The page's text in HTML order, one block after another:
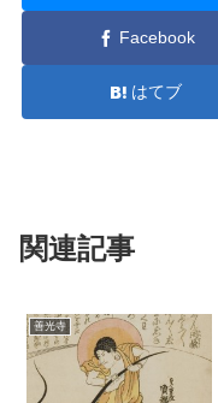
Facebook
はてブ
関連記事
善光寺